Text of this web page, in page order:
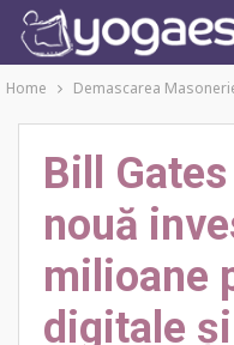
Home Demascarea
Bill
nouă
milioane
digitale